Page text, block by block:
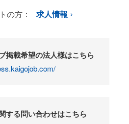
の方：
求人情報
掲載希望の法人様はこちら
する問い合わせはこちら